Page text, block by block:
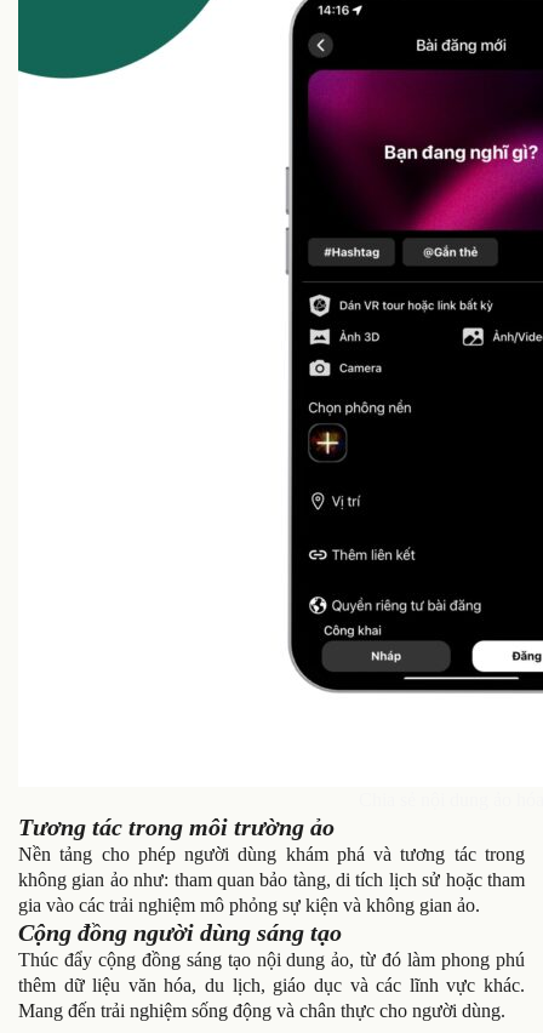
Tương tác trong môi trường ảo
Nền tảng cho phép người dùng khám phá và tương tác trong
không gian ảo như: tham quan bảo tàng, di tích lịch sử hoặc tham
gia vào các trải nghiệm mô phỏng sự kiện và không gian ảo.
Cộng đồng người dùng sáng tạo
Thúc đẩy cộng đồng sáng tạo nội dung ảo, từ đó làm phong phú
thêm dữ liệu văn hóa, du lịch, giáo dục và các lĩnh vực khác.
Mang đến trải nghiệm sống động và chân thực cho người dùng.